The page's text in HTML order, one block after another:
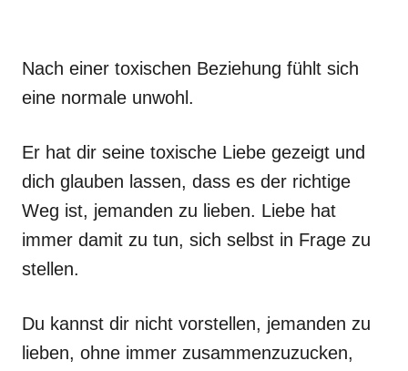
Nach einer toxischen Beziehung fühlt sich
eine normale unwohl.
Er hat dir seine toxische Liebe gezeigt und
dich glauben lassen, dass es der richtige
Weg ist, jemanden zu lieben. Liebe hat
immer damit zu tun, sich selbst in Frage zu
stellen.
Du kannst dir nicht vorstellen, jemanden zu
lieben, ohne immer zusammenzuzucken,